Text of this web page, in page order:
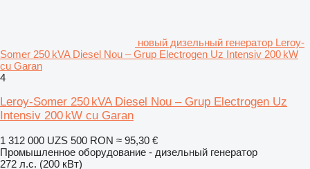
новый дизельный генератор Leroy-
Somer 250 kVA Diesel Nou – Grup Electrogen Uz Intensiv 200 kW
cu Garan
4
Leroy-Somer 250 kVA Diesel Nou – Grup Electrogen Uz
Intensiv 200 kW cu Garan
1 312 000 UZS 500 RON ≈ 95,30 €
Промышленное оборудование - дизельный генератор
272 л.с. (200 кВт)